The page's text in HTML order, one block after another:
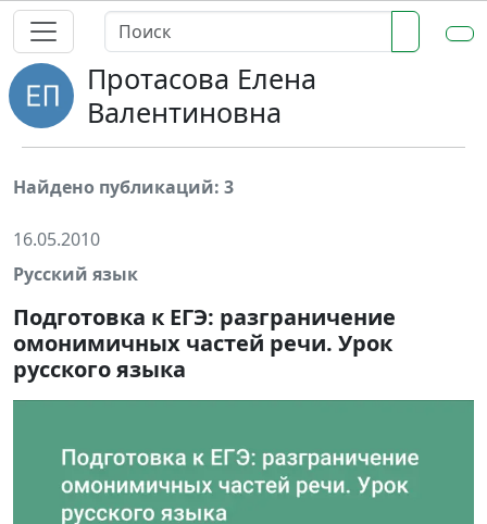
Протасова Елена
Валентиновна
Найдено публикаций: 3
16.05.2010
Русский язык
Подготовка к ЕГЭ: разграничение
омонимичных частей речи. Урок
русского языка